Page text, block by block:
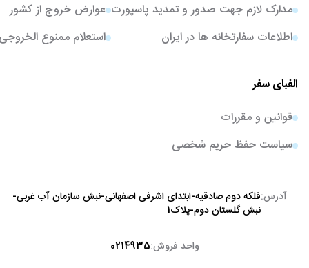
مدارک لازم جهت صدور و تمدید پاسپورت
اطلاعات سفارتخانه ها در ایران
عوارض خروج از کشور
استعلام ممنوع
الفبای سفر
قوانین و مقررات
سیاست حفظ حریم شخصی
آدرس:فلکه دوم صادقیه-ابتدای اشرفی اصفهانی-نبش سازمان آب غربی-
نبش گلستان دوم-پلاک1
واحد فروش:0214935